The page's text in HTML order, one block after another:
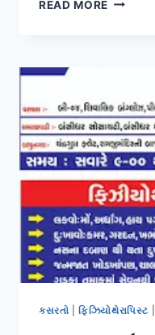
READ MORE
ટીયરના
નિષ્ણાત
કસરતો |ફિઝિયોથેરાપિસ્ટ